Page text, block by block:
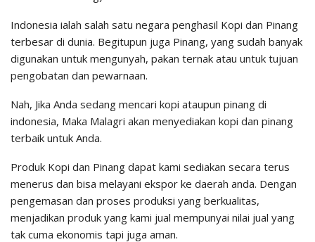
Indonesia ialah salah satu negara penghasil Kopi dan Pinang
terbesar di dunia. Begitupun juga Pinang, yang sudah banyak
digunakan untuk mengunyah, pakan ternak atau untuk tujuan
pengobatan dan pewarnaan.
Nah, Jika Anda sedang mencari kopi ataupun pinang di
indonesia, Maka Malagri akan menyediakan kopi dan pinang
terbaik untuk Anda.
Produk Kopi dan Pinang dapat kami sediakan secara terus
menerus dan bisa melayani ekspor ke daerah anda. Dengan
pengemasan dan proses produksi yang berkualitas,
menjadikan produk yang kami jual mempunyai nilai jual yang
tak cuma ekonomis tapi juga aman.